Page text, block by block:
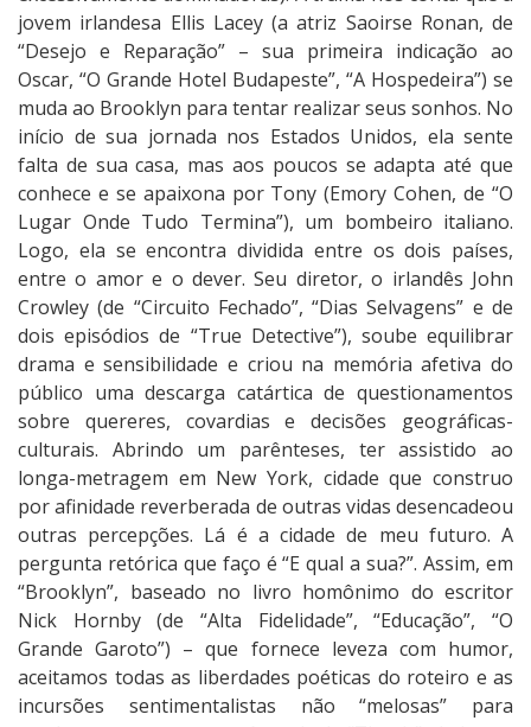
jovem irlandesa Ellis Lacey (a atriz Saoirse Ronan, de
“Desejo e Reparação” – sua primeira indicação ao
Oscar, “O Grande Hotel Budapeste”, “A Hospedeira”) se
muda ao Brooklyn para tentar realizar seus sonhos. No
início de sua jornada nos Estados Unidos, ela sente
falta de sua casa, mas aos poucos se adapta até que
conhece e se apaixona por Tony (Emory Cohen, de “O
Lugar Onde Tudo Termina”), um bombeiro italiano.
Logo, ela se encontra dividida entre os dois países,
entre o amor e o dever. Seu diretor, o irlandês John
Crowley (de “Circuito Fechado”, “Dias Selvagens” e de
dois episódios de “True Detective”), soube equilibrar
drama e sensibilidade e criou na memória afetiva do
público uma descarga catártica de questionamentos
sobre quereres, covardias e decisões geográficas-
culturais. Abrindo um parênteses, ter assistido ao
longa-metragem em New York, cidade que construo
por afinidade reverberada de outras vidas desencadeou
outras percepções. Lá é a cidade de meu futuro. A
pergunta retórica que faço é “E qual a sua?”. Assim, em
“Brooklyn”, baseado no livro homônimo do escritor
Nick Hornby (de “Alta Fidelidade”, “Educação”, “O
Grande Garoto”) – que fornece leveza com humor,
aceitamos todas as liberdades poéticas do roteiro e as
incursões sentimentalistas não “melosas” para